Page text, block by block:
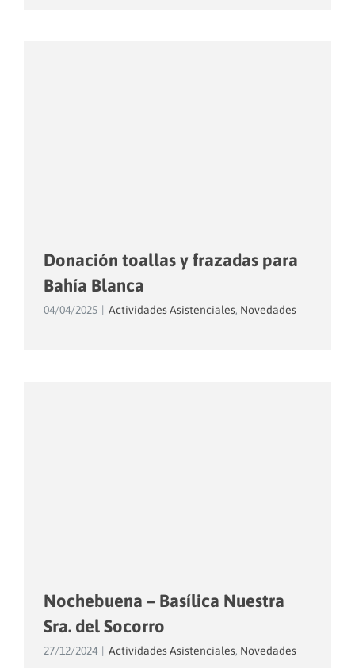
Donación toallas y frazadas para
Bahía Blanca
04/04/2025 Actividades Asistenciales, Novedades
Nochebuena – Basílica Nuestra
Sra. del Socorro
27/12/2024 Actividades Asistenciales, Novedades